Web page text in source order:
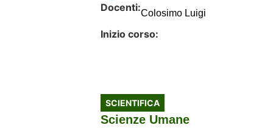
Docenti:Colosimo Luigi
Inizio corso:
SCIENTIFICA
Scienze Umane